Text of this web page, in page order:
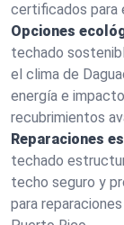
certificados para
Opciones
techado
el clima de
energía e
recubrimientos
Reparaciones
techado
techo seguro y
para